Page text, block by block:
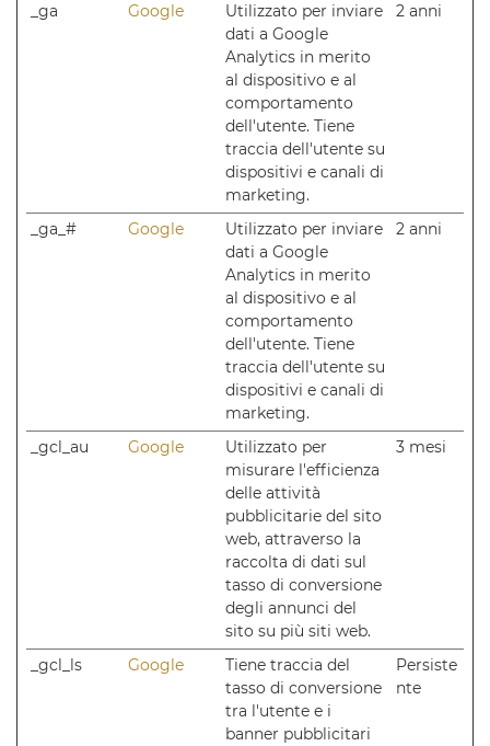
_ga
Google
Utilizzato per inviare
dati a Google
Analytics in merito
al dispositivo e al
comportamento
dell'utente. Tiene
traccia dell'utente su
dispositivi e canali di
marketing.
2 anni
_ga_# Google
Utilizzato per inviare
dati a Google
Analytics in merito
al dispositivo e al
comportamento
dell'utente. Tiene
traccia dell'utente su
dispositivi e canali di
marketing.
2 anni
_gcl_au Google
Utilizzato per
misurare l'efficienza
delle attività
pubblicitarie del sito
web, attraverso la
raccolta di dati sul
tasso di conversione
degli annunci del
sito su più siti web.
3 mesi
_gcl_ls Google
Tiene traccia del
tasso di conversione
tra l'utente e i
banner pubblicitari
Persiste
nte